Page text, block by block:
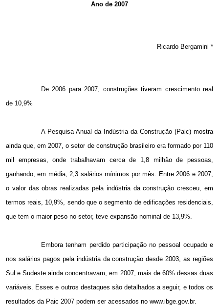
Ano de 2007
Ricardo Bergamini *
De 2006 para 2007, construções tiveram crescimento real
de 10,9%
A Pesquisa Anual da Indústria da Construção (Paic) mostra
ainda que, em 2007, o setor de construção brasileiro era formado por 110
mil empresas, onde trabalhavam cerca de 1,8 milhão de pessoas,
ganhando, em média, 2,3 salários mínimos por mês. Entre 2006 e 2007,
o valor das obras realizadas pela indústria da construção cresceu, em
termos reais, 10,9%, sendo que o segmento de edificações residenciais,
que tem o maior peso no setor, teve expansão nominal de 13,9%.
Embora tenham perdido participação no pessoal ocupado e
nos salários pagos pela indústria da construção desde 2003, as regiões
Sul e Sudeste ainda concentravam, em 2007, mais de 60% dessas duas
variáveis. Esses e outros destaques são detalhados a seguir, e todos os
resultados da Paic 2007 podem ser acessados no www.ibge.gov.br.